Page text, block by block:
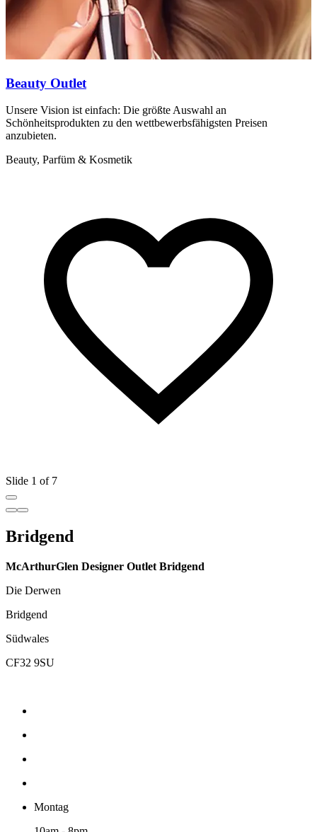
Beauty Outlet
Unsere Vision ist einfach: Die größte Auswahl an
Schönheitsprodukten zu den wettbewerbsfähigsten Preisen
anzubieten.
Beauty, Parfüm & Kosmetik
Slide 1 of 7
Bridgend
McArthurGlen Designer Outlet Bridgend
Die Derwen
Bridgend
Südwales
CF32 9SU
Montag